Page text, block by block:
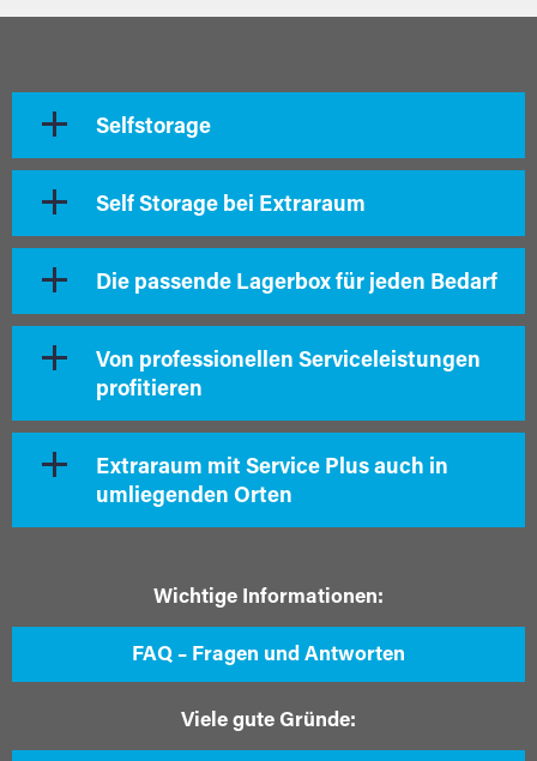
Selfstorage
Self Storage bei Extraraum
Die passende Lagerbox für jeden Bedarf
Von professionellen Serviceleistungen
profitieren
Extraraum mit Service Plus auch in
umliegenden Orten
Wichtige Informationen:
FAQ – Fragen und Antworten
Viele gute Gründe: